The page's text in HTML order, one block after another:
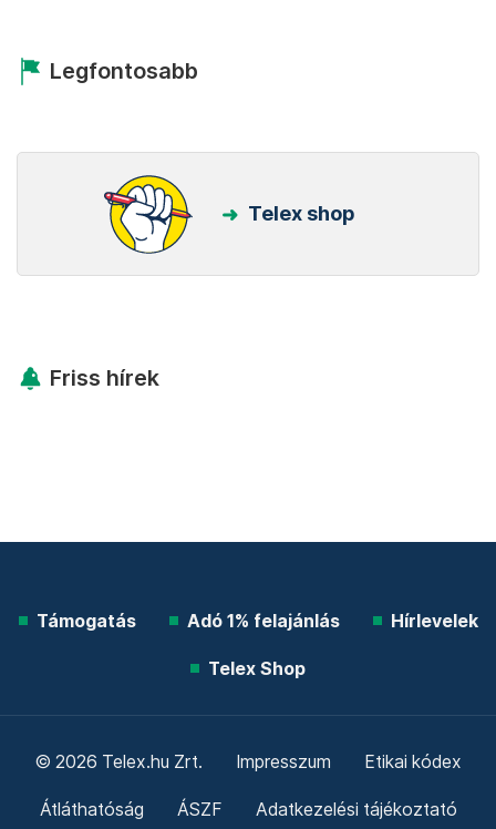
Legfontosabb
Telex shop
Friss hírek
Támogatás Adó 1% felajánlás Hírlevelek
Telex Shop
© 2026 Telex.hu Zrt. Impresszum Etikai kódex
Átláthatóság ÁSZF Adatkezelési tájékoztató